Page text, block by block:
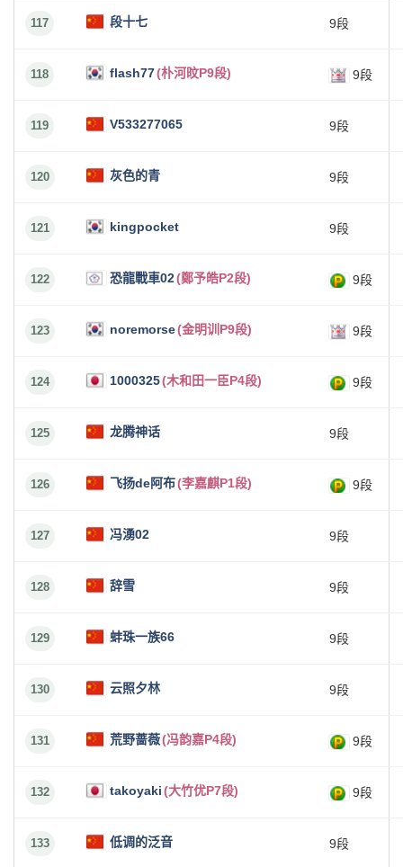
117 段十七 9段
118 flash77(朴河旼P9段) 9段
119 V533277065 9段
120 灰色的青 9段
121 kingpocket 9段
122 恐龍戰車02(鄭予皓P2段) 9段
123 noremorse(金明训P9段) 9段
124 1000325(木和田一臣P4段) 9段
125 龙腾神话 9段
126 飞扬de阿布(李嘉麒P1段) 9段
127 冯湧02 9段
128 辞雪 9段
129 蚌珠一族66 9段
130 云照夕林 9段
131 荒野蔷薇(冯韵嘉P4段) 9段
132 takoyaki(大竹优P7段) 9段
133 低调的泛音 9段